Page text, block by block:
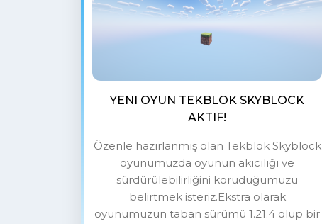
YENI OYUN TEKBLOK SKYBLOCK
AKTIF!
Özenle hazırlanmış olan Tekblok Skyblock
oyunumuzda oyunun akıcılığı ve
sürdürülebilirliğini koruduğumuzu
belirtmek isteriz.Ekstra olarak
oyunumuzun taban sürümü 1.21.4 olup bir